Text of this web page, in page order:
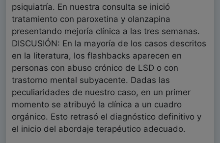
psiquiatría. En nuestra consulta se inició
tratamiento con paroxetina y olanzapina
presentando mejoría clínica a las tres semanas.
DISCUSIÓN: En la mayoría de los casos descritos
en la literatura, los flashbacks aparecen en
personas con abuso crónico de LSD o con
trastorno mental subyacente. Dadas las
peculiaridades de nuestro caso, en un primer
momento se atribuyó la clínica a un cuadro
orgánico. Esto retrasó el diagnóstico definitivo y
el inicio del abordaje terapéutico adecuado.